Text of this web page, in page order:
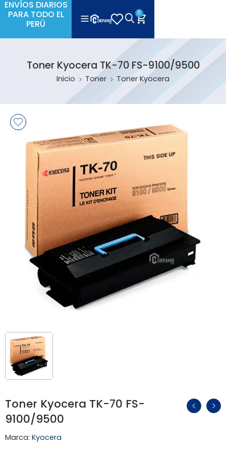
ENVÍOS DIARIOS
PARA TODO EL
PERÚ
0
Toner Kyocera TK-70 FS-9100/9500
Inicio Toner Toner Kyocera
Toner Kyocera TK-70 FS-
9100/9500
Marca: Kyocera